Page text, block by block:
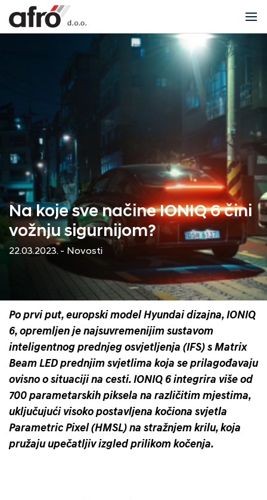
Na koje sve načine IONIQ 6 čini
vožnju sigurnijom?
22.03.2023. - Novosti
Po prvi put, europski model Hyundai dizajna, IONIQ
6, opremljen je najsuvremenijim sustavom
inteligentnog prednjeg osvjetljenja (IFS) s Matrix
Beam LED prednjim svjetlima koja se prilagođavaju
ovisno o situaciji na cesti. IONIQ 6 integrira više od
700 parametarskih piksela na različitim mjestima,
uključujući visoko postavljena kočiona svjetla
Parametric Pixel (HMSL) na stražnjem krilu, koja
pružaju upečatljiv izgled prilikom kočenja.